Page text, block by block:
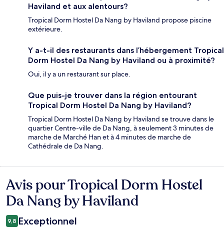
Haviland et aux alentours?
Tropical Dorm Hostel Da Nang by Haviland propose piscine
extérieure.
Y a-t-il des restaurants dans l’hébergement Tropical
Dorm Hostel Da Nang by Haviland ou à proximité?
Oui, il y a un restaurant sur place.
Que puis-je trouver dans la région entourant
Tropical Dorm Hostel Da Nang by Haviland?
Tropical Dorm Hostel Da Nang by Haviland se trouve dans le
quartier Centre-ville de Da Nang, à seulement 3 minutes de
marche de Marché Han et à 4 minutes de marche de
Cathédrale de Da Nang.
Avis
Avis pour Tropical Dorm Hostel
Da Nang by Haviland
9,8 Exceptionnel